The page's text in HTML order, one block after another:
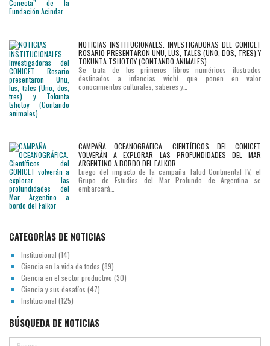
NOTICIAS INSTITUCIONALES. INVESTIGADORAS DEL CONICET
ROSARIO PRESENTARON UNU, LUS, TALES (UNO, DOS, TRES) Y
TOKUNTA TSHOTOY (CONTANDO ANIMALES)
Se trata de los primeros libros numéricos ilustrados
destinados a infancias wichí que ponen en valor
conocimientos culturales, saberes y…
CAMPAÑA OCEANOGRÁFICA. CIENTÍFICOS DEL CONICET
VOLVERÁN A EXPLORAR LAS PROFUNDIDADES DEL MAR
ARGENTINO A BORDO DEL FALKOR
Luego del impacto de la campaña Talud Continental IV, el
Grupo de Estudios del Mar Profundo de Argentina se
embarcará…
CATEGORÍAS DE NOTICIAS
Institucional (14)
Ciencia en la vida de todos (89)
Ciencia en el sector productivo (30)
Ciencia y sus desafíos (47)
Institucional (125)
BÚSQUEDA DE NOTICIAS